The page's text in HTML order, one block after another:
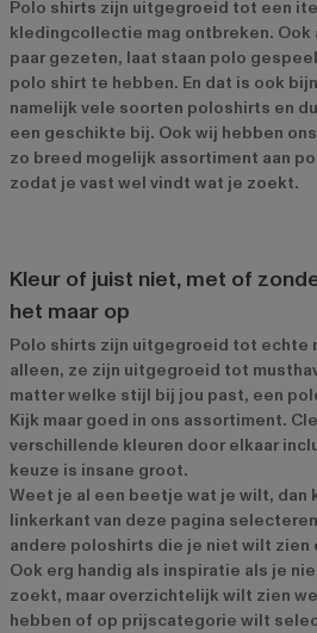
Polo shirts zijn uitgegroeid tot een
kledingcollectie mag ontbreken. Ook
paar gezeten, laat staan polo
polo shirt te hebben. En dat is ook
namelijk vele soorten poloshirts en
een geschikte bij. Ook wij hebben
zo breed mogelijk assortiment aan
zodat je vast wel vindt wat je zoekt.
Kleur of juist niet, met of
het maar op
Polo shirts zijn uitgegroeid tot echte
alleen, ze zijn uitgegroeid tot
matter welke stijl bij jou past, een
Kijk maar goed in ons assortiment.
verschillende kleuren door elkaar
keuze is insane groot.
Weet je al een beetje wat je wilt, dan
linkerkant van deze pagina
andere poloshirts die je niet wilt zien
Ook erg handig als inspiratie als je
zoekt, maar overzichtelijk wilt zien
hebben of op prijscategorie wilt